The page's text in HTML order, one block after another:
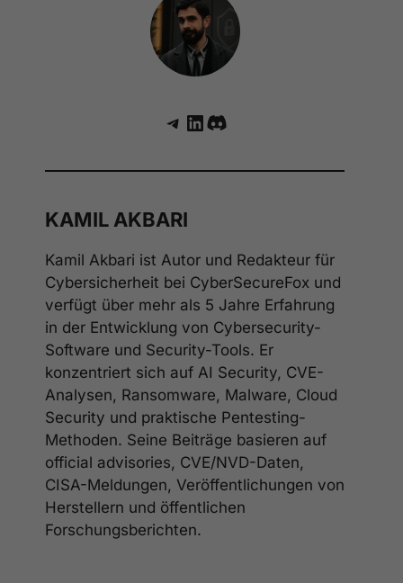
Telegram
LinkedIn
Discord
KAMIL AKBARI
Kamil Akbari ist Autor und Redakteur für
Cybersicherheit bei CyberSecureFox und
verfügt über mehr als 5 Jahre Erfahrung
in der Entwicklung von Cybersecurity-
Software und Security-Tools. Er
konzentriert sich auf AI Security, CVE-
Analysen, Ransomware, Malware, Cloud
Security und praktische Pentesting-
Methoden. Seine Beiträge basieren auf
official advisories, CVE/NVD-Daten,
CISA-Meldungen, Veröffentlichungen von
Herstellern und öffentlichen
Forschungsberichten.